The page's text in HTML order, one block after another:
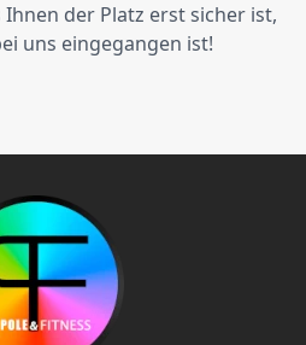
Ihnen der Platz erst sicher ist,
uns eingegangen ist!